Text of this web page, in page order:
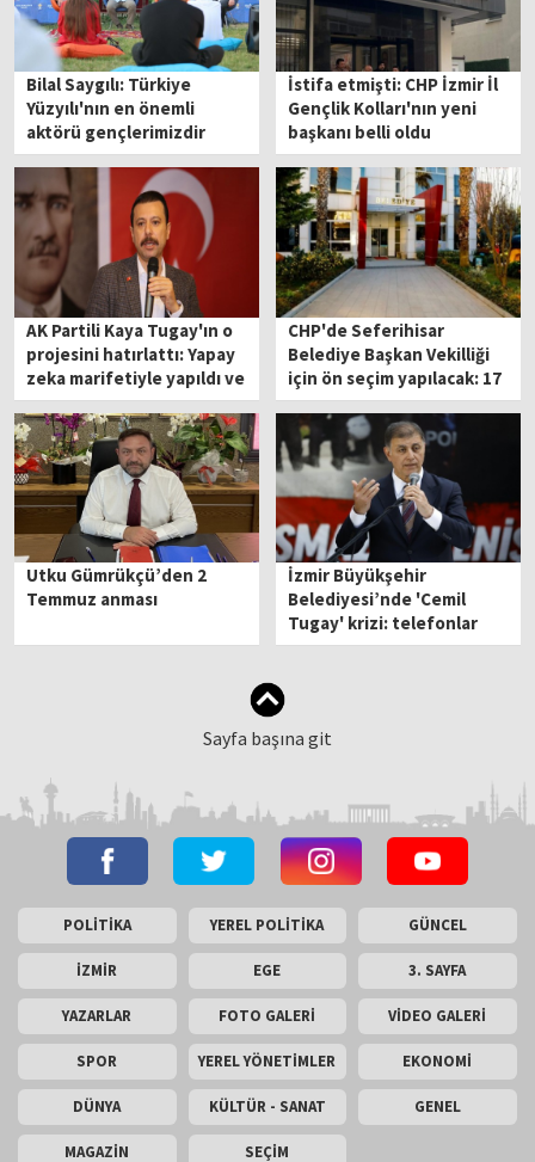
Bilal Saygılı: Türkiye
Yüzyılı'nın en önemli
aktörü gençlerimizdir
İstifa etmişti: CHP İzmir İl
Gençlik Kolları'nın yeni
başkanı belli oldu
AK Partili Kaya Tugay'ın o
projesini hatırlattı: Yapay
zeka marifetiyle yapıldı ve
orada kaldı!
CHP'de Seferihisar
Belediye Başkan Vekilliği
için ön seçim yapılacak: 17
üyeden 5'i aday olmak
istiyor!
Utku Gümrükçü’den 2
Temmuz anması
İzmir Büyükşehir
Belediyesi’nde 'Cemil
Tugay' krizi: telefonlar
açılmıyor, ipler geriliyor
Sayfa başına git
POLİTİKA YEREL POLİTİKA GÜNCEL
İZMİR EGE 3. SAYFA
YAZARLAR FOTO GALERİ VİDEO GALERİ
SPOR YEREL YÖNETİMLER EKONOMİ
DÜNYA KÜLTÜR - SANAT GENEL
MAGAZİN SEÇİM